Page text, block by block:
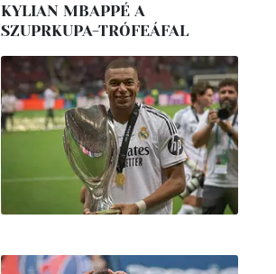
KYLIAN MBAPPÉ A
SZUPRKUPA-TRÓFEÁFAL